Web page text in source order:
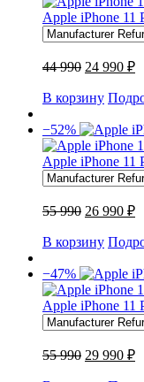
Apple iPhone 11
44 990 24 990 ₽
В корзину
−52%
Apple iPhone 11
55 990 26 990 ₽
В корзину
−47%
Apple iPhone 11
55 990 29 990 ₽